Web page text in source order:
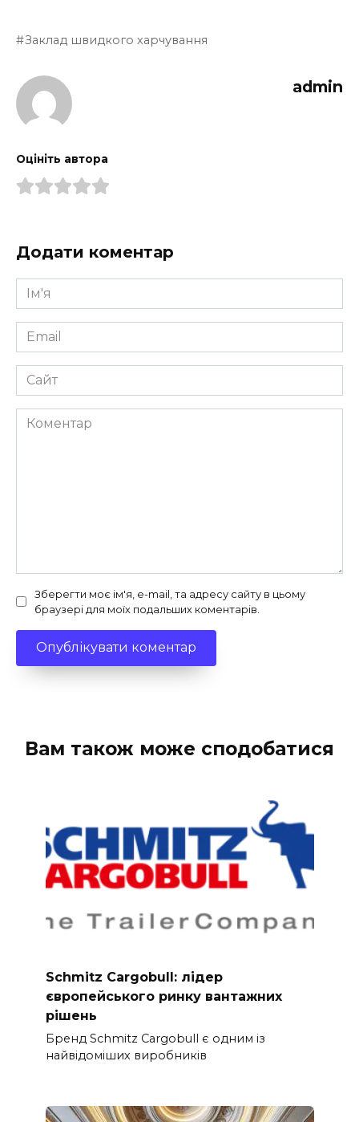
Заклад швидкого харчування
admin
Оцініть автора
Додати коментар
Ім'я
*
Email
*
Сайт
Коментар
Зберегти моє ім'я, e-mail, та адресу сайту в цьому
браузері для моїх подальших коментарів.
Вам також може сподобатися
Schmitz Cargobull: лідер
європейського ринку вантажних
рішень
Бренд Schmitz Cargobull є одним із
найвідоміших виробників